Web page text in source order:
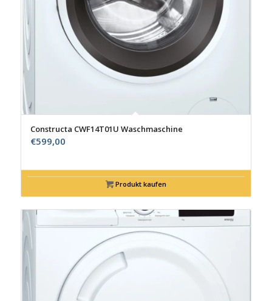
Constructa CWF14T01U Waschmaschine
€599,00
Produkt kaufen